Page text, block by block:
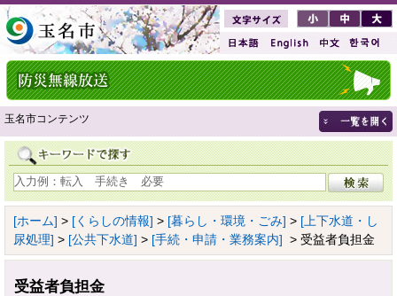
玉名市コンテンツ
[ホーム] > [くらしの情報] > [暮らし・環境・ごみ] > [上下水道・し
尿処理] > [公共下水道] > [手続・申請・業務案内] > 受益者負担金
受益者負担金